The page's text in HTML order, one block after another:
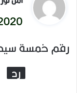
ق
و
ل
01/12/
رقم خمسة
رد